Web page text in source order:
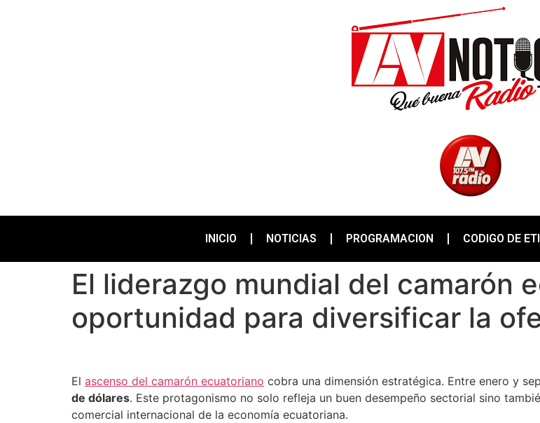
INICIO NOTICIAS PROGRAMACION CODIGO DE
El liderazgo mundial del camarón
oportunidad para diversificar la
El ascenso del camarón ecuatoriano cobra una dimensión estratégica. Entre enero y
de dólares. Este protagonismo no solo refleja un buen desempeño sectorial sino
comercial internacional de la economía ecuatoriana.